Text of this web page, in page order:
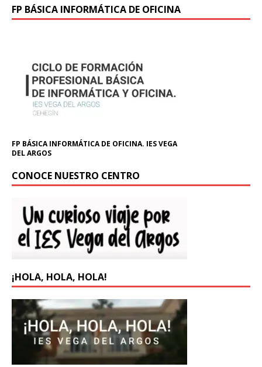
FP BÁSICA INFORMÁTICA DE OFICINA
FP BÁSICA INFORMÁTICA DE OFICINA. IES VEGA
DEL ARGOS
CONOCE NUESTRO CENTRO
¡HOLA, HOLA, HOLA!